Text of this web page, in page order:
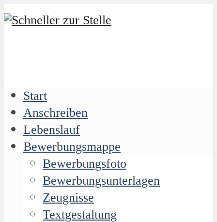
Start
Anschreiben
Lebenslauf
Bewerbungsmappe
Bewerbungsfoto
Bewerbungsunterlagen
Zeugnisse
Textgestaltung